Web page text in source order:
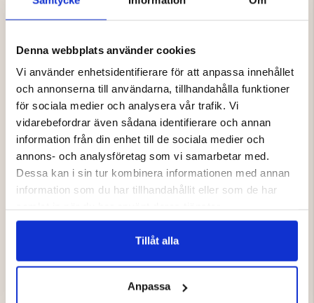
Denna webbplats använder cookies
Vi använder enhetsidentifierare för att anpassa innehållet
och annonserna till användarna, tillhandahålla funktioner
för sociala medier och analysera vår trafik. Vi
vidarebefordrar även sådana identifierare och annan
information från din enhet till de sociala medier och
annons- och analysföretag som vi samarbetar med.
Dessa kan i sin tur kombinera informationen med annan
information som du har tillhandahållit eller som de har
Tillåt alla
Anpassa
Viktbelastning: 300kg
Golv av syntetskiva
Förvaringsutrymmen i tak och väggar
Teleskopisk aluminium stege (maxlängd 234 cm)
Passar alla bilar med takräcken
Kolla våran Taktälts Guide, som ligger under
nyheter
LEVERANS SKER MED DHL HEMLEVERANS, alternativt
om ni vill hämta på terminal, meddela detta.
Det går även bra att hämta taktältet direkt på
vårat lager! kontakta kundtjänst innan: 0325-
Varumärke
Instruktioner / Dokument